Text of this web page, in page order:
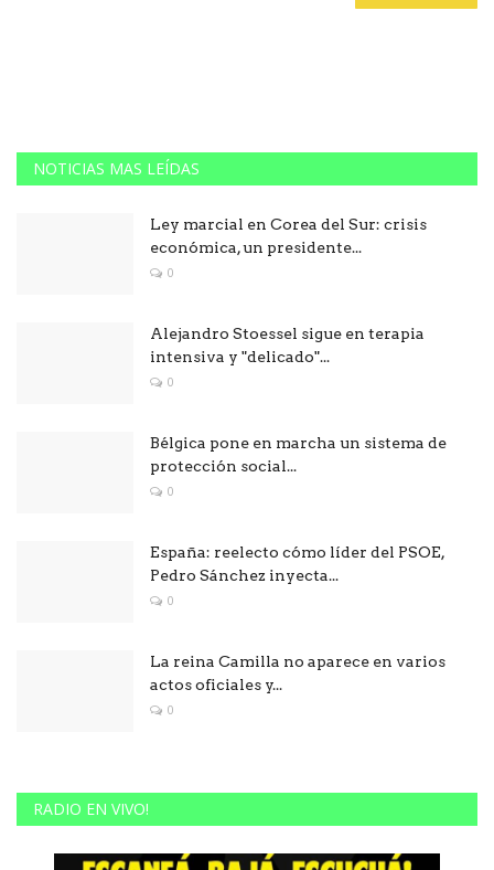
NOTICIAS MAS LEÍDAS
Ley marcial en Corea del Sur: crisis
económica, un presidente...
0
Alejandro Stoessel sigue en terapia
intensiva y "delicado"...
0
Bélgica pone en marcha un sistema de
protección social...
0
España: reelecto cómo líder del PSOE,
Pedro Sánchez inyecta...
0
La reina Camilla no aparece en varios
actos oficiales y...
0
RADIO EN VIVO!